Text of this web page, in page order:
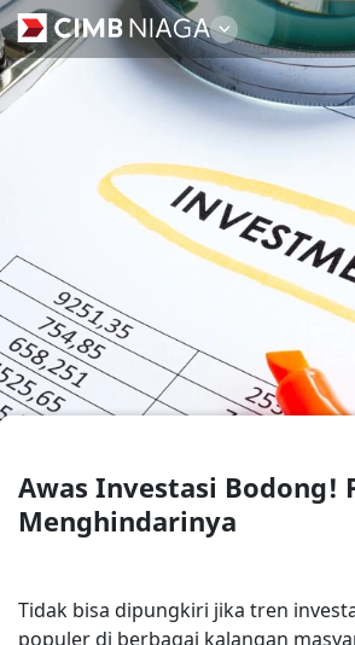
Personal
Awas Investasi Bodong!
Menghindarinya
Tidak bisa dipungkiri jika tren
populer di berbagai kalangan